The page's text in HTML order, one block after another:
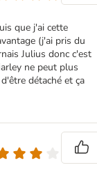
que j'ai cette
(j'ai pris du
Julius donc c'est
ne peut plus
détaché et ça